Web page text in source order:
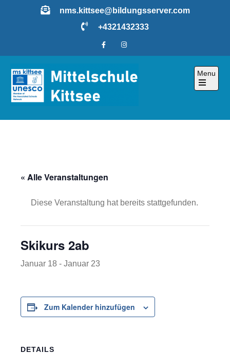
nms.kittsee@bildungsserver.com
+4321432333
Menu
Open
« Alle Veranstaltungen
Diese Veranstaltung hat bereits stattgefunden.
Skikurs 2ab
Januar 18 - Januar 23
Zum Kalender hinzufügen
DETAILS